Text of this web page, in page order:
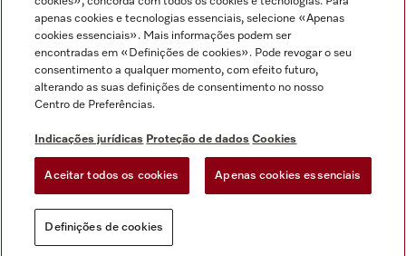
Proteção de dados
Condições de utilização
Canal de Ética
Formulário de livre resolução
apenas cookies e tecnologias essenciais, selecione «Apenas
cookies essenciais». Mais informações podem ser
encontradas em «Definições de cookies». Pode revogar o seu
consentimento a qualquer momento, com efeito futuro,
alterando as suas definições de consentimento no nosso
Centro de Preferências.
Indicações jurídicas Proteção de dados Cookies
Aceitar todos os cookies Apenas cookies essenciais
Definições de cookies